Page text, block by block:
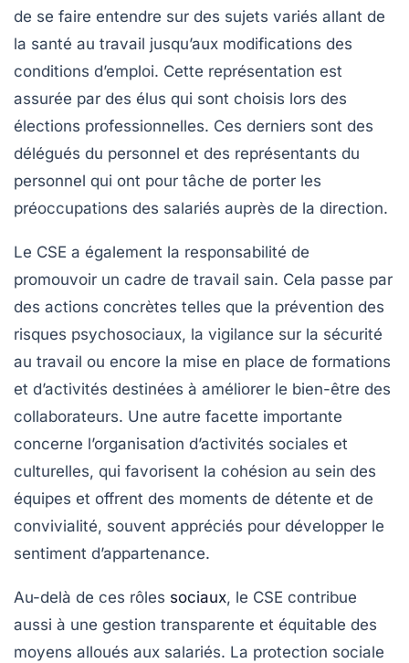
de se faire entendre sur des sujets variés allant de
la santé au travail jusqu’aux modifications des
conditions d’emploi. Cette représentation est
assurée par des élus qui sont choisis lors des
élections professionnelles. Ces derniers sont des
délégués du personnel et des représentants du
personnel qui ont pour tâche de porter les
préoccupations des salariés auprès de la direction.
Le CSE a également la responsabilité de
promouvoir un cadre de travail sain. Cela passe par
des actions concrètes telles que la prévention des
risques psychosociaux, la vigilance sur la sécurité
au travail ou encore la mise en place de formations
et d’activités destinées à améliorer le bien-être des
collaborateurs. Une autre facette importante
concerne l’organisation d’activités sociales et
culturelles, qui favorisent la cohésion au sein des
équipes et offrent des moments de détente et de
convivialité, souvent appréciés pour développer le
sentiment d’appartenance.
Au-delà de ces rôles sociaux, le CSE contribue
aussi à une gestion transparente et équitable des
moyens alloués aux salariés. La protection sociale